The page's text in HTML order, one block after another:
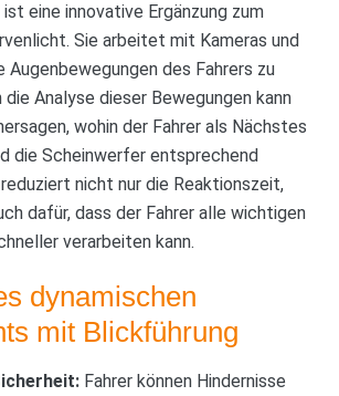
eine innovative Ergänzung zum
Sie arbeitet mit Kameras und
Augenbewegungen des Fahrers zu
Analyse dieser Bewegungen kann
wohin der Fahrer als Nächstes
die Scheinwerfer entsprechend
nicht nur die Reaktionszeit,
dafür, dass der Fahrer alle wichtigen
verarbeiten kann.
dynamischen
mit Blickführung
Fahrer können Hindernisse